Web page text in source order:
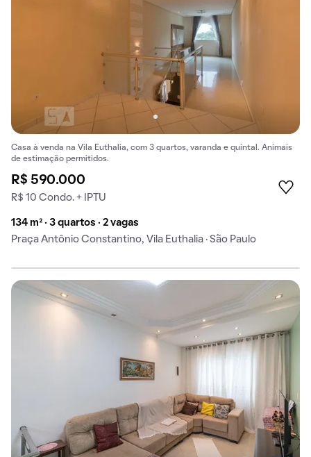
Casa à venda na Vila Euthalia, com 3 quartos, varanda e quintal. Animais
de estimação permitidos.
R$ 590.000
R$ 10 Condo. + IPTU
134 m² · 3 quartos · 2 vagas
Praça Antônio Constantino, Vila Euthalia · São Paulo